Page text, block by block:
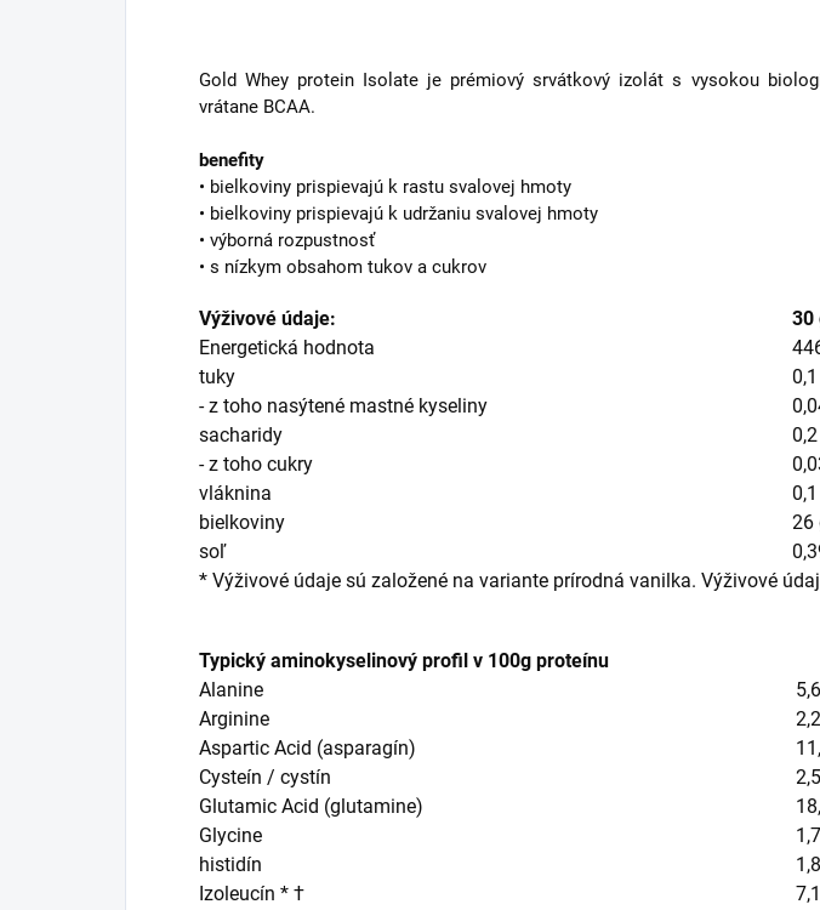
Gold Whey protein Isolate je prémiový srvátkový izolát s vysokou
vrátane BCAA.
benefity
• bielkoviny prispievajú k rastu svalovej hmoty
• bielkoviny prispievajú k udržaniu svalovej hmoty
• výborná rozpustnosť
• s nízkym obsahom tukov a cukrov
Výživové údaje: 30
Energetická hodnota
tuky
- z toho nasýtené mastné kyseliny
sacharidy
- z toho cukry
vláknina
bielkoviny
26
soľ
* Výživové údaje sú založené na variante prírodná vanilka. Výživové
Typický aminokyselinový profil v 100g proteínu
Alanine
Arginine
Aspartic Acid (asparagín)
Cysteín / cystín
Glutamic Acid (glutamine)
Glycine
histidín
Izoleucín * †